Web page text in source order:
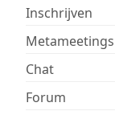
Inschrijven
Metameetings
Chat
Forum